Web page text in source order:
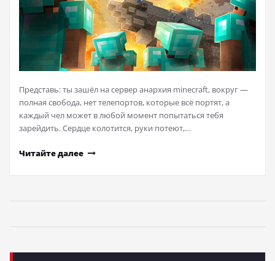
Представь: ты зашёл на сервер анархия minecraft, вокруг —
полная свобода, нет телепортов, которые всё портят, а
каждый чел может в любой момент попытаться тебя
зарейдить. Сердце колотится, руки потеют,…
Читайте далее